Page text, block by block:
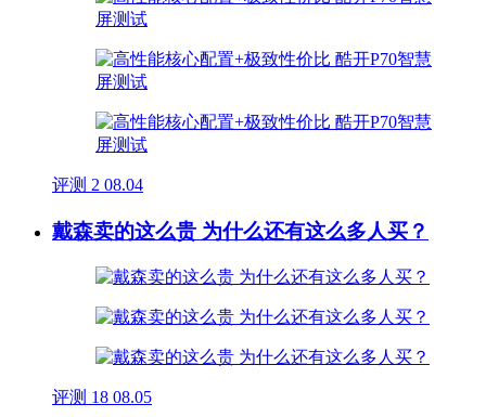
评测 2 08.04
戴森卖的这么贵 为什么还有这么多人买？
评测 18 08.05